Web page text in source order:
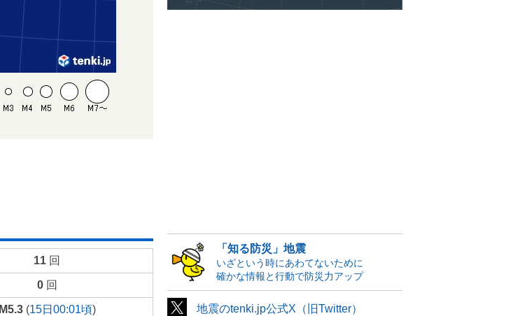
11 回
0回
M5.3(15日00:01頃)
「知る防災」地震
いざという時にあわてないために
確かな情報と行動で防災力アップ
地震のtenki.jp公式X（旧Twitter）